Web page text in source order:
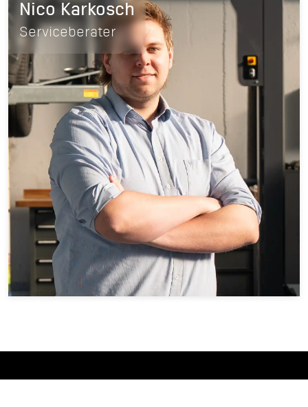
Nico Karkosch
Serviceberater